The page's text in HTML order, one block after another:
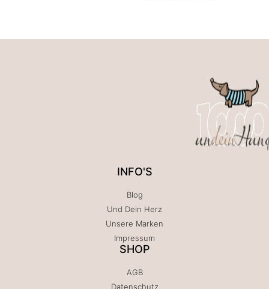
INFO'S
Blog
Und Dein Herz
Unsere Marken
Impressum
SHOP
AGB
Datenschutz